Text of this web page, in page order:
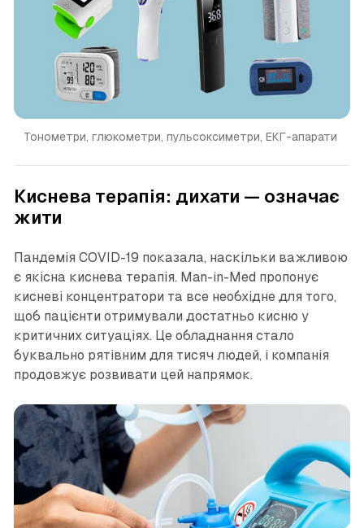
Тонометри, глюкометри, пульсоксиметри, ЕКГ-апарати
Киснева терапія: дихати — означає
жити
Пандемія COVID-19 показала, наскільки важливою
є якісна киснева терапія. Man-in-Med пропонує
кисневі концентратори та все необхідне для того,
щоб пацієнти отримували достатньо кисню у
критичних ситуаціях. Це обладнання стало
буквально рятівним для тисяч людей, і компанія
продовжує розвивати цей напрямок.